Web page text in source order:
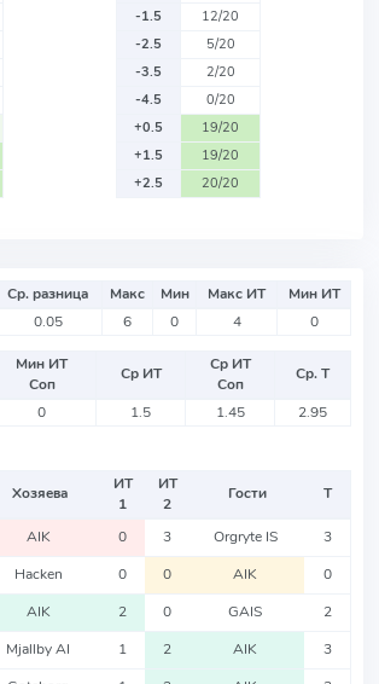
-1.5
12/20
-2.5
5/20
-3.5
2/20
-4.5
0/20
+0.5
19/20
+1.5
19/20
+2.5
20/20
Ср. разница Макс Мин Макс ИТ
Мин ИТ
0.05 6 0 4 0
Мин ИТ
Соп
Ср ИТ
Ср ИТ
Соп
Ср. Т
0 1.5 1.45 2.95
Хозяева
ИТ
1
ИТ
2
Гости Т
AIK 0 3 Orgryte IS 3
Hacken 0 0 AIK 0
AIK 2 0 GAIS 2
Mjallby AI 1 2 AIK 3